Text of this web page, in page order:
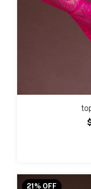
21 % OFF